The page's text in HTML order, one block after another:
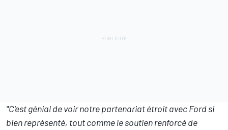
"C'est génial de voir notre partenariat étroit avec Ford si
bien représenté, tout comme le soutien renforcé de